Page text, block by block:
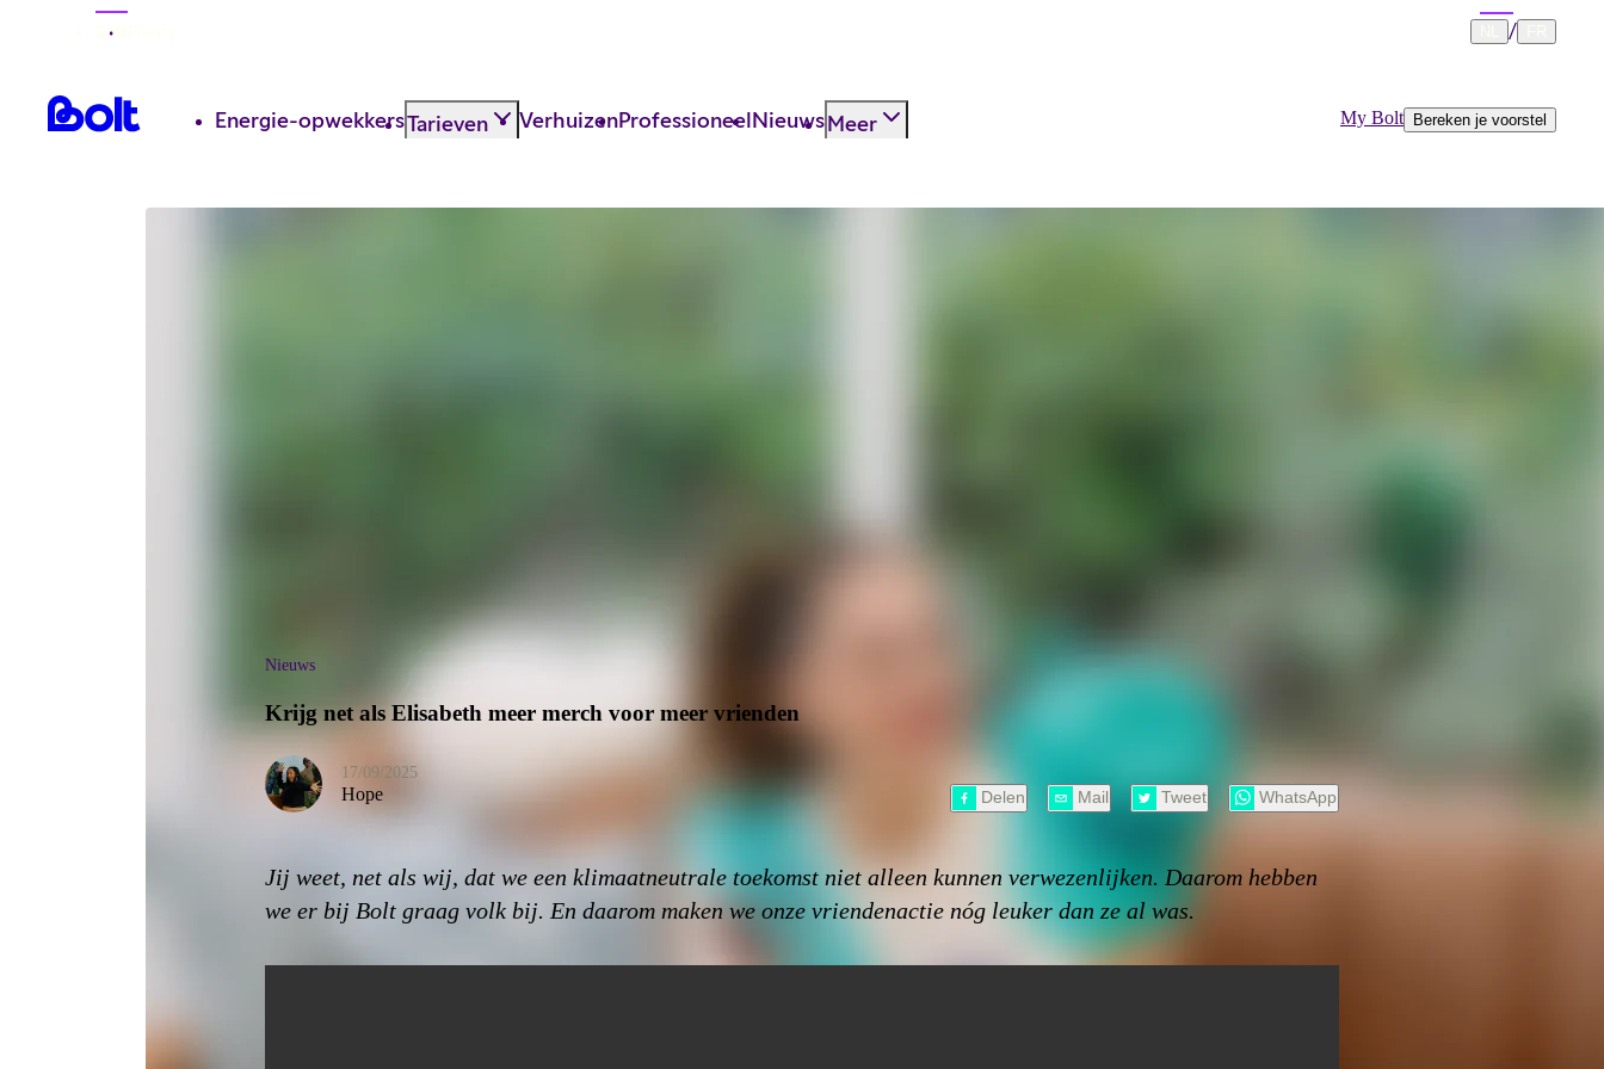
Bolt /
Energie-opwekkersTarieven VerhuizenProfessioneelNieuwsMeer My Bolt Bereken je voorstel
Nieuws
Krijg net als Elisabeth meer merch voor meer vrienden
17/09/2025
Hope Delen Mail Tweet WhatsApp
Jij weet, net als wij, dat we een klimaatneutrale toekomst niet alleen kunnen verwezenlijken. Daarom hebben
we er bij Bolt graag volk bij. En daarom maken we onze vriendenactie nóg leuker dan ze al was.